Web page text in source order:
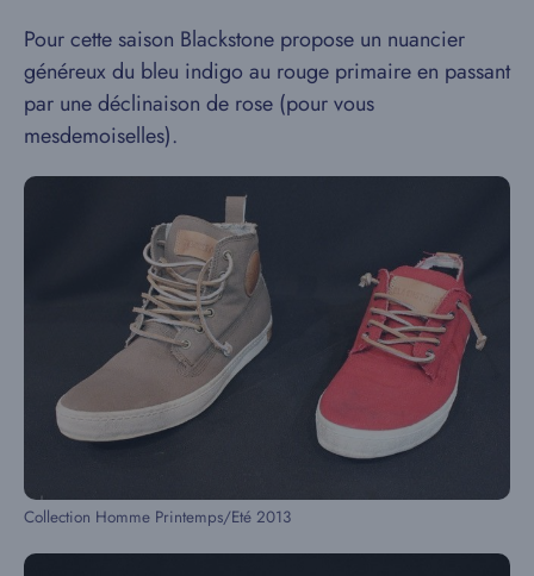
Pour cette saison Blackstone propose un nuancier
généreux du bleu indigo au rouge primaire en passant
par une déclinaison de rose (pour vous
mesdemoiselles).
Collection Homme Printemps/Eté 2013